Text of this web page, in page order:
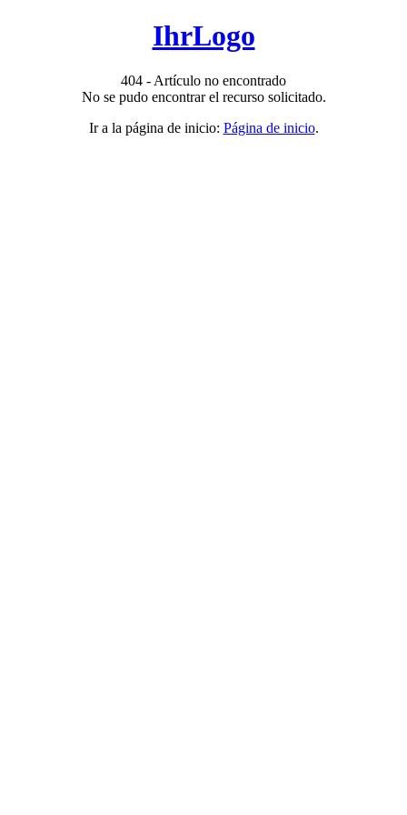
IhrLogo
404 - Artículo no encontrado
No se pudo encontrar el recurso solicitado.
Ir a la página de inicio: Página de inicio.